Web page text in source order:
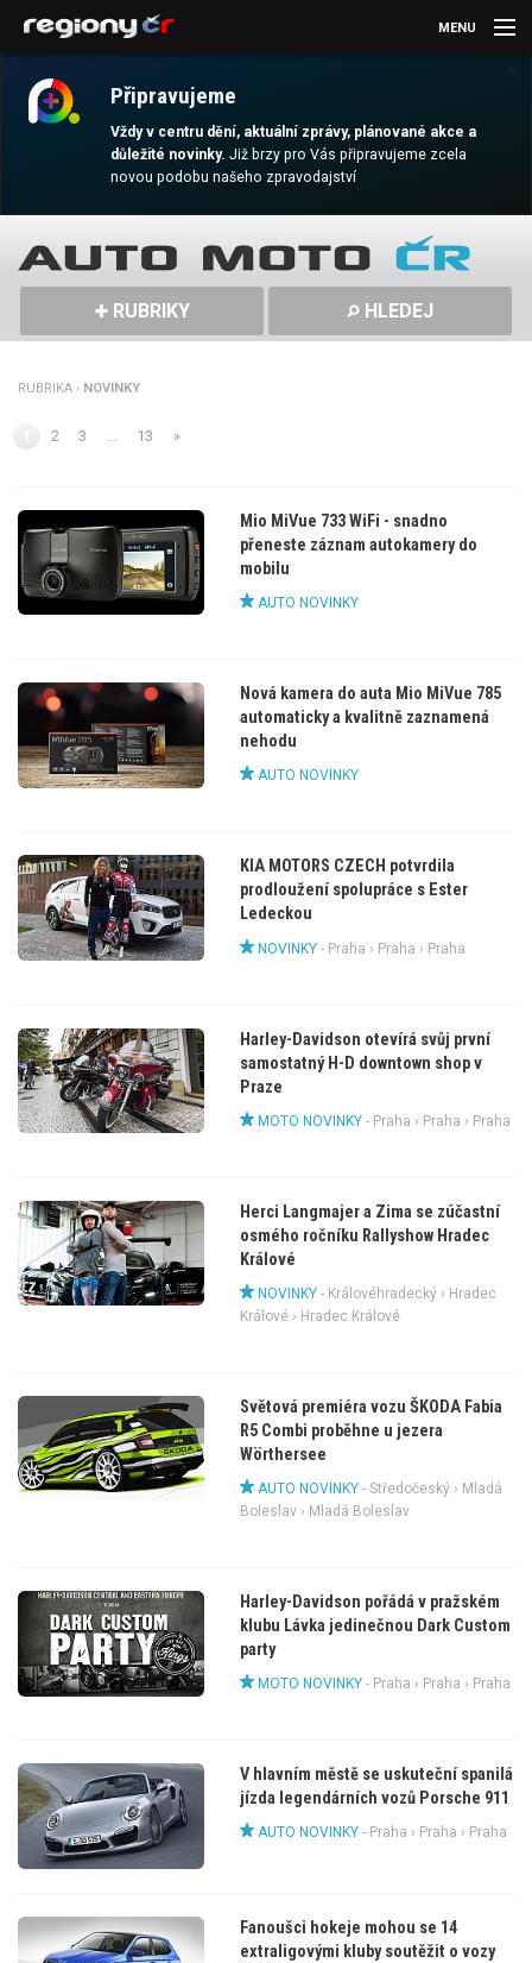
Připravujeme
Vždy v centru dění, aktuální zprávy, plánované akce a
důležité novinky.Již brzy pro Vás připravujeme zcela
novou podobu našeho zpravodajství
MENU
AKTUALITY
MAGAZÍN
DALŠÍ
REGION
RUBRIKY HLEDEJ
RUBRIKA › NOVINKY
2 3 13 »
Mio MiVue 733 WiFi - snadno
přeneste záznam autokamery do
mobilu
AUTO NOVINKY
Nová kamera do auta Mio MiVue 785
automaticky a kvalitně zaznamená
nehodu
AUTO NOVINKY
KIA MOTORS CZECH potvrdila
prodloužení spolupráce s Ester
Ledeckou
NOVINKY - Praha › Praha › Praha
Harley-Davidson otevírá svůj první
samostatný H-D downtown shop v
Praze
MOTO NOVINKY - Praha › Praha › Praha
Herci Langmajer a Zima se zúčastní
osmého ročníku Rallyshow Hradec
Králové
NOVINKY - Královéhradecký› Hradec
Králové› Hradec Králové
Světová premiéra vozu ŠKODA Fabia
R5 Combi proběhne u jezera
Wörthersee
AUTO NOVINKY - Středočeský› Mladá
Boleslav› Mladá Boleslav
Harley-Davidson pořádá v pražském
klubu Lávka jedinečnou Dark Custom
party
MOTO NOVINKY - Praha › Praha › Praha
V hlavním městě se uskuteční spanilá
jízda legendárních vozů Porsche 911
AUTO NOVINKY - Praha › Praha › Praha
Fanoušci hokeje mohou se 14
extraligovými kluby soutěžit o vozy